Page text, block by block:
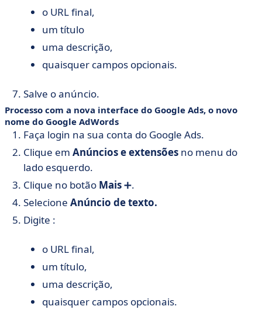
o URL final,
um título
uma descrição,
quaisquer campos opcionais.
Salve o anúncio.
Processo com a nova interface do Google Ads, o novo
nome do Google AdWords
Faça login na sua conta do Google Ads.
Clique em Anúncios e extensões no menu do
lado esquerdo.
Clique no botão Mais➕.
Selecione Anúncio de texto.
Digite :
o URL final,
um título,
uma descrição,
quaisquer campos opcionais.